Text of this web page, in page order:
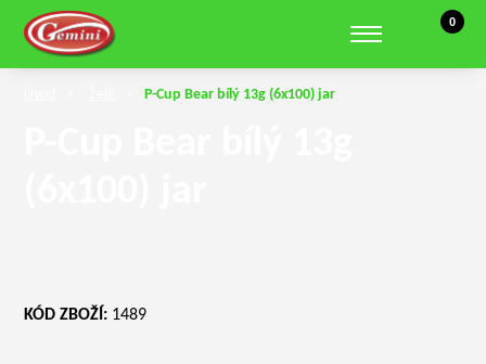
Zobrazit hledání
0
Košík, 0
P-Cup Bear bílý 13g (6x100) jar
KÓD ZBOŽÍ: 1489